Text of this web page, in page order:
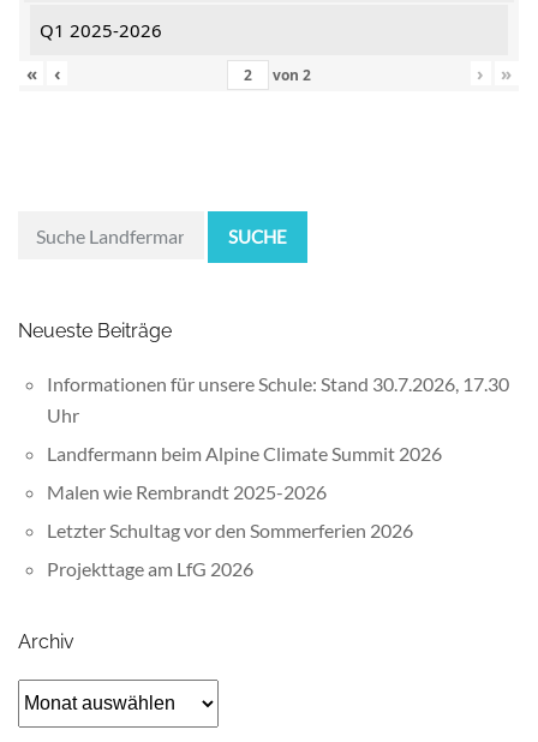
Q1 2025-2026
«
‹ von 2 › »
SUCHE
Neueste Beiträge
Informationen für unsere Schule: Stand 30.7.2026, 17.30
Uhr
Landfermann beim Alpine Climate Summit 2026
Malen wie Rembrandt 2025-2026
Letzter Schultag vor den Sommerferien 2026
Projekttage am LfG 2026
Archiv
Archiv